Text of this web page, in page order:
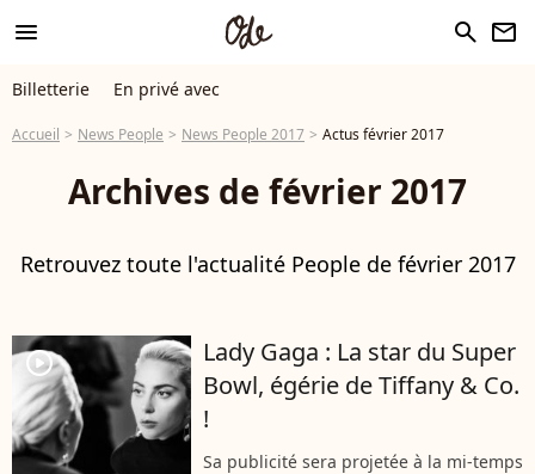
menu search newsletter
Billetterie En privé avec
Accueil News People News People 2017 Actus février 2017
Archives de février 2017
Retrouvez toute l'actualité People de février 2017
player2
Lady Gaga : La star du Super
Bowl, égérie de Tiffany & Co.
!
Sa publicité sera projetée à la mi-temps